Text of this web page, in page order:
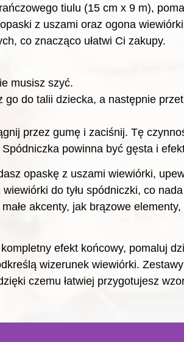
tiulu (15 cm x 9 m),
z uszami oraz ogona
co znacząco ułatwi Ci zakupy.
musisz szyć.
go do talii dziecka, a następnie
przez gumę i zaciśnij. Tę
powinna być gęsta i
opaskę z uszami wiewiórki,
do tyłu spódniczki, co
akcenty, jak brązowe
efekt końcowy, pomaluj
wizerunek wiewiórki.
czemu łatwiej przygotujesz